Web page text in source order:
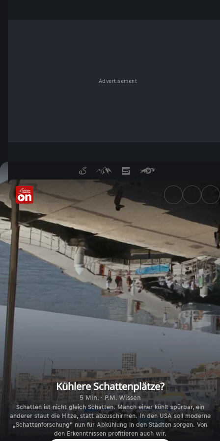
Advertisement
Kühlere Schattenplätze? -
Kühlere Schattenplätze?
5 Min. · P.M. Wissen
Schatten ist nicht gleich Schatten. Manch einer kühlt spürbar, ein
anderer staut die Hitze, statt abzuschirmen. In den USA soll moderne
„Schattenforschung“ nun für Abkühlung in den Städten sorgen. Von
den Erkenntnissen profitieren auch wir.